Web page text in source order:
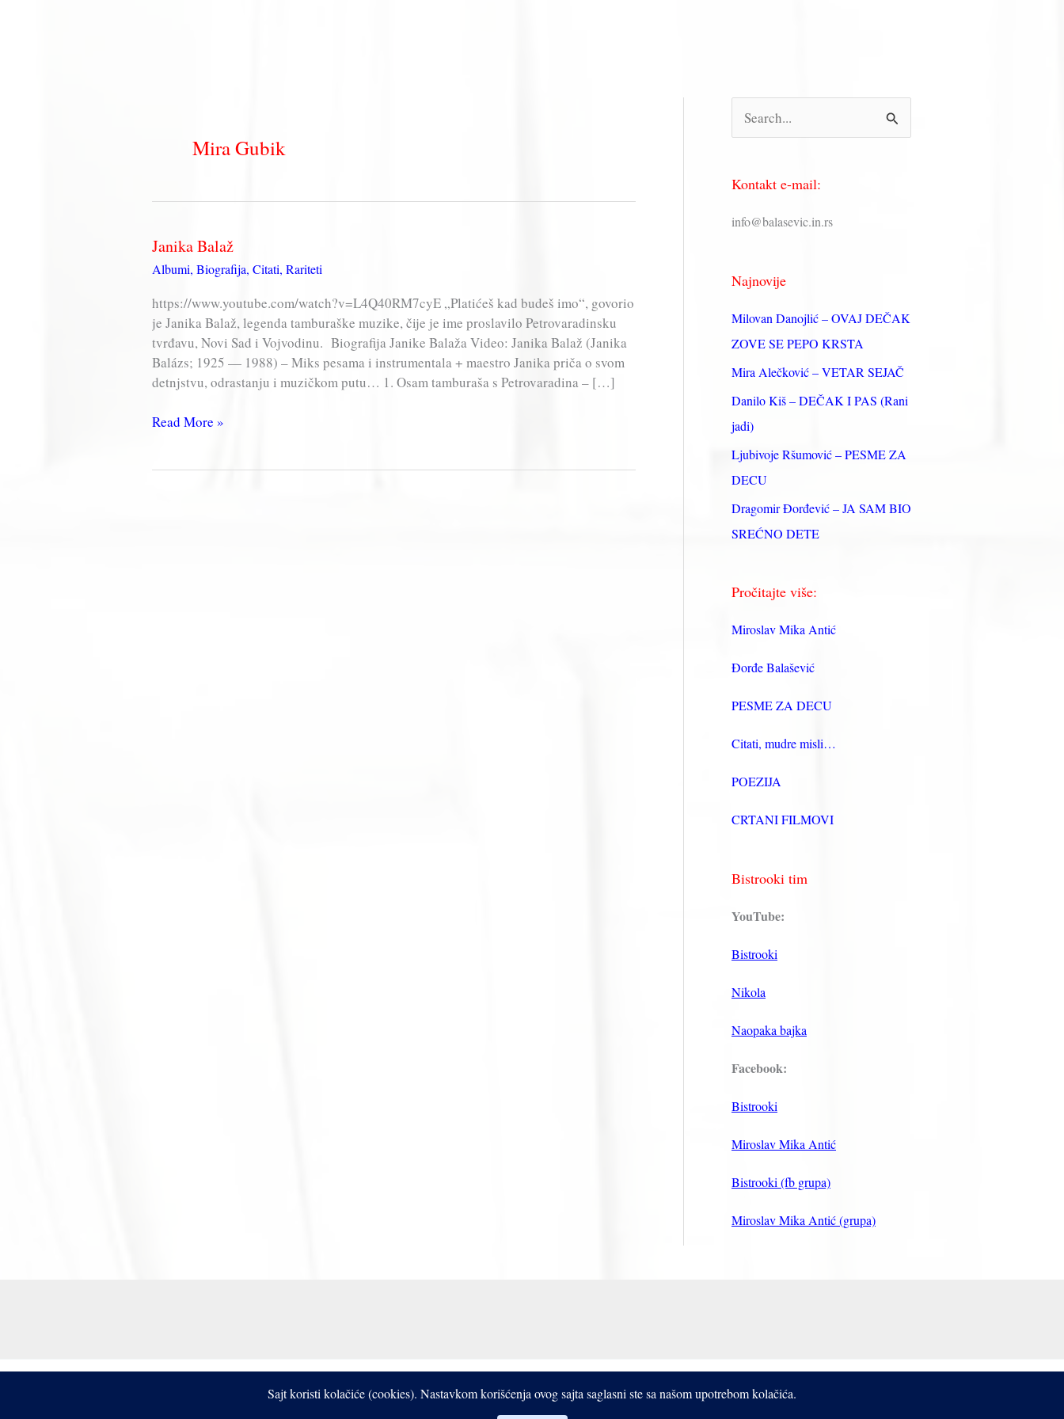
Mira Gubik
Janika Balaž
Albumi, Biografija, Citati, Rariteti
https://www.youtube.com/watch?v=L4Q40RM7cyE „Platićeš kad budeš imo“, govorio
je Janika Balaž, legenda tamburaške muzike, čije je ime proslavilo Petrovaradinsku
tvrđavu, Novi Sad i Vojvodinu. Biografija Janike Balaža Video: Janika Balaž (Janika
Balázs; 1925 — 1988) – Miks pesama i instrumentala + maestro Janika priča o svom
detnjstvu, odrastanju i muzičkom putu… 1. Osam tamburaša s Petrovaradina – […]
Janika
Read More »
р
т
а
з
а
Kontakt e-mail:
info@balasevic.in.rs
Najnovije
Milovan Danojlić – OVAJ DEČAK
ZOVE SE PEPO KRSTA
Mira Alečković – VETAR SEJAČ
Danilo Kiš – DEČAK I PAS (Rani
jadi)
Ljubivoje Ršumović – PESME ZA
DECU
Dragomir Đorđević – JA SAM BIO
SREĆNO DETE
Pročitajte više:
Miroslav Mika Antić
Đorđe Balašević
PESME ZA DECU
Citati, mudre misli…
POEZIJA
CRTANI FILMOVI
Bistrooki tim
YouTube:
Bistrooki
Nikola
Naopaka bajka
Facebook:
Bistrooki
Miroslav Mika Antić
Bistrooki (fb grupa)
Miroslav Mika Antić (grupa)
Copyright © 2017- 2026 Bistrooki
Sajt koristi kolačiće (cookies). Nastavkom korišćenja ovog sajta saglasni ste sa našom upotrebom kolačića.